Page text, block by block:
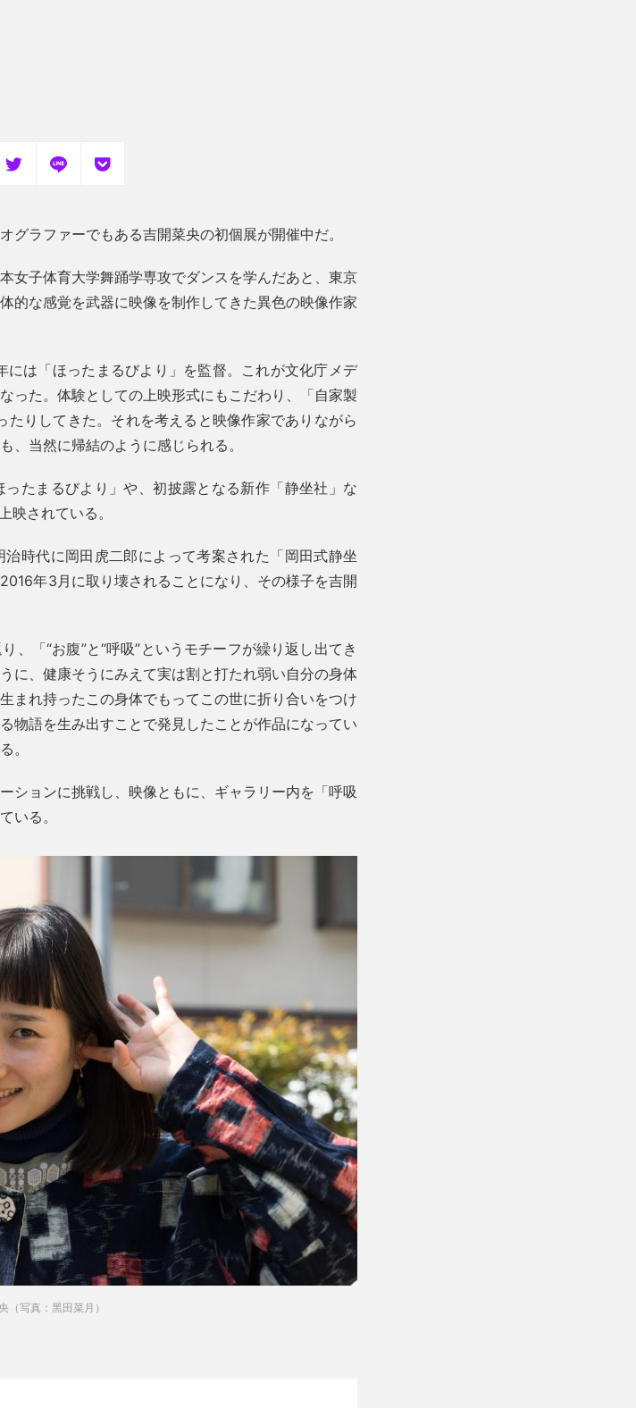
ラファーでもある吉開菜央の初個展が開催中だ。
女子体育大学舞踊学専攻でダンスを学んだあと、東京
的な感覚を武器に映像を制作してきた異色の映像作家
には「ほったまるびより」を監督。これが文化庁メデ
った。体験としての上映形式にもこだわり、「自家製
たりしてきた。それを考えると映像作家でありながら
、当然に帰結のように感じられる。
たまるびより」や、初披露となる新作「静坐社」な
映されている。
時代に岡田虎二郎によって考案された「岡田式静坐
年3月に取り壊されることになり、その様子を吉開
、「“お腹”と“呼吸”というモチーフが繰り返し出てき
に、健康そうにみえて実は割と打たれ弱い自分の身体
まれ持ったこの身体でもってこの世に折り合いをつけ
物語を生み出すことで発見したことが作品になってい
。
ションに挑戦し、映像ともに、ギャラリー内を「呼吸
いる。
（写真：黑田菜月）